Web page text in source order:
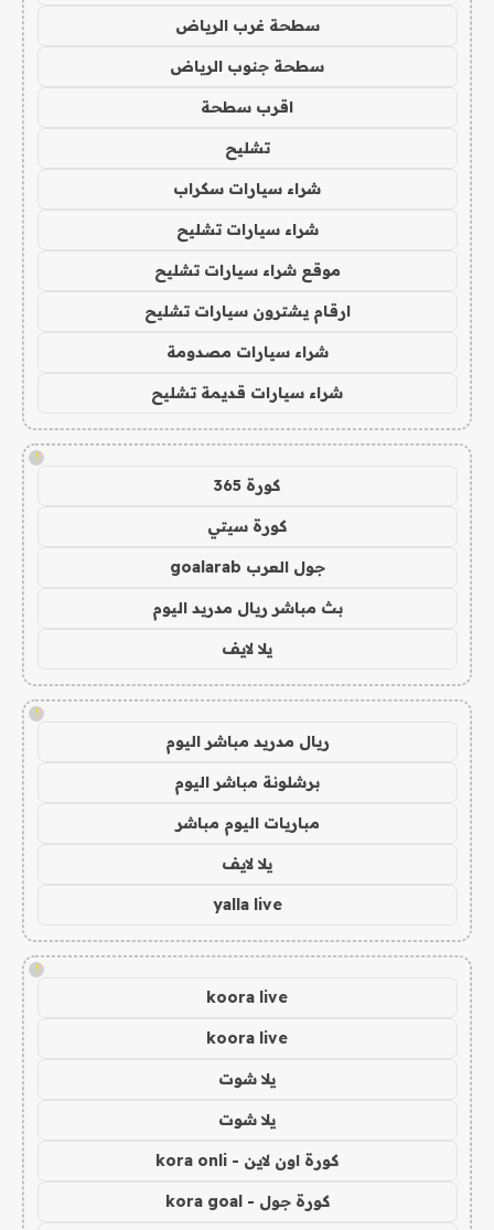
سطحة غرب الرياض
سطحة جنوب الرياض
اقرب سطحة
تشليح
شراء سيارات سكراب
شراء سيارات تشليح
موقع شراء سيارات تشليح
ارقام يشترون سيارات تشليح
شراء سيارات مصدومة
شراء سيارات قديمة تشليح
!
كورة 365
كورة سيتي
جول العرب goalarab
بث مباشر ريال مدريد اليوم
يلا لايف
!
ريال مدريد مباشر اليوم
برشلونة مباشر اليوم
مباريات اليوم مباشر
يلا لايف
yalla live
!
koora live
koora live
يلا شوت
يلا شوت
كورة اون لاين - kora onli
كورة جول - kora goal